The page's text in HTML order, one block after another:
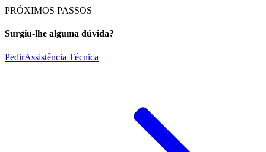
PRÓXIMOS PASSOS
Surgiu-lhe alguma dúvida?
PedirAssistência Técnica